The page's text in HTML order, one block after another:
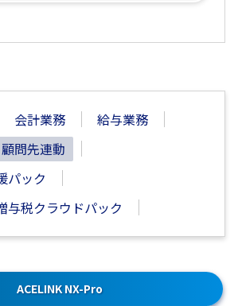
会計業務
給与業務
顧問先連動
パック
与税クラウドパック
ACELINK NX-Pro